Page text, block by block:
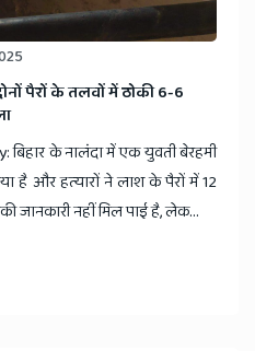
पैरों के तलवों में ठोकी 6-6
के नालंदा में एक युवती बेरहमी
है और हत्यारों ने लाश के पैरों में 12
जानकारी नहीं मिल पाई है, लेक...